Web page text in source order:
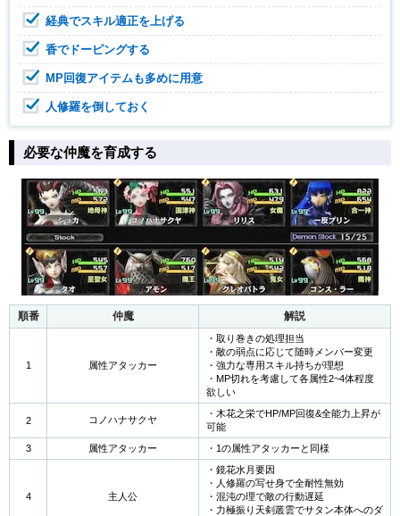
経典でスキル適正を上げる
香でドーピングする
MP回復アイテムも多めに用意
人修羅を倒しておく
必要な仲魔を育成する
順番 仲魔 解説
1 属性アタッカー
・取り巻きの処理担当
・敵の弱点に応じて随時メンバー変更
・強力な専用スキル持ちが理想
・MP切れを考慮して各属性2~4体程度
欲しい
2 コノハナサクヤ
・木花之栄でHP/MP回復&全能力上昇が
可能
3
属性アタッカー ・1の属性アタッカーと同様
4 主人公
・鏡花水月要因
・人修羅の写せ身で全耐性無効
・混沌の理で敵の行動遅延
・力極振り天剣叢雲でサタン本体へのダ